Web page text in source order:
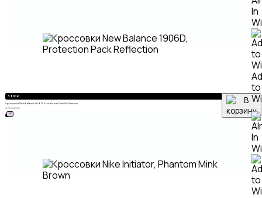
5 800₽
Кроссовки New Balance 1906D, Protection Pack Reflection
49 39 41 42 43 44
to
ХИТ